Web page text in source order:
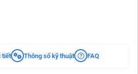
tiết Thông số kỹ thuật FAQ